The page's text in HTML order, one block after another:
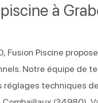
à
Fusion Piscine
Notre équipe de
techniques